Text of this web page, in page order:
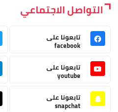
التواصل الاجتماعي
تابعونا على
facebook
تابعونا على
youtube
تابعونا على
snapchat